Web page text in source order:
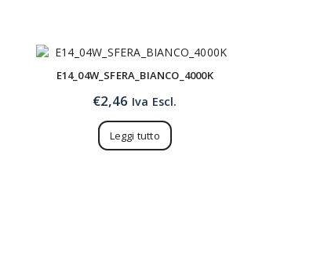
E14_04W_SFERA_BIANCO_4000K
€2,46 Iva Escl.
Leggi tutto